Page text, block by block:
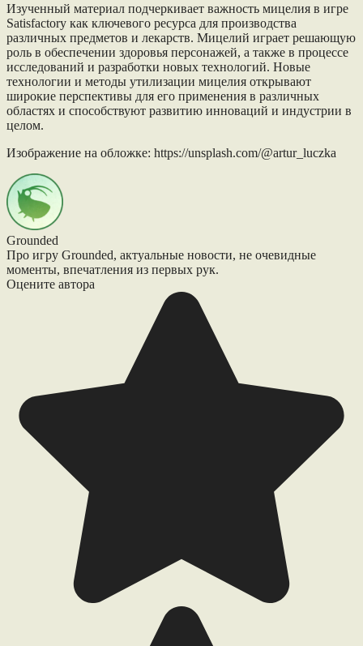
Изученный материал подчеркивает важность мицелия в игре
Satisfactory как ключевого ресурса для производства
различных предметов и лекарств. Мицелий играет решающую
роль в обеспечении здоровья персонажей, а также в процессе
исследований и разработки новых технологий. Новые
технологии и методы утилизации мицелия открывают
широкие перспективы для его применения в различных
областях и способствуют развитию инноваций и индустрии в
целом.
Изображение на обложке: https://unsplash.com/@artur_luczka
Grounded
Про игру Grounded, актуальные новости, не очевидные
моменты, впечатления из первых рук.
Оцените автора